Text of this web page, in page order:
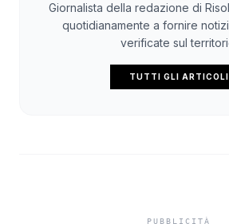
Giornalista della redazione di
quotidianamente a fornire
verificate sul
TUTTI GLI ARTICOLI